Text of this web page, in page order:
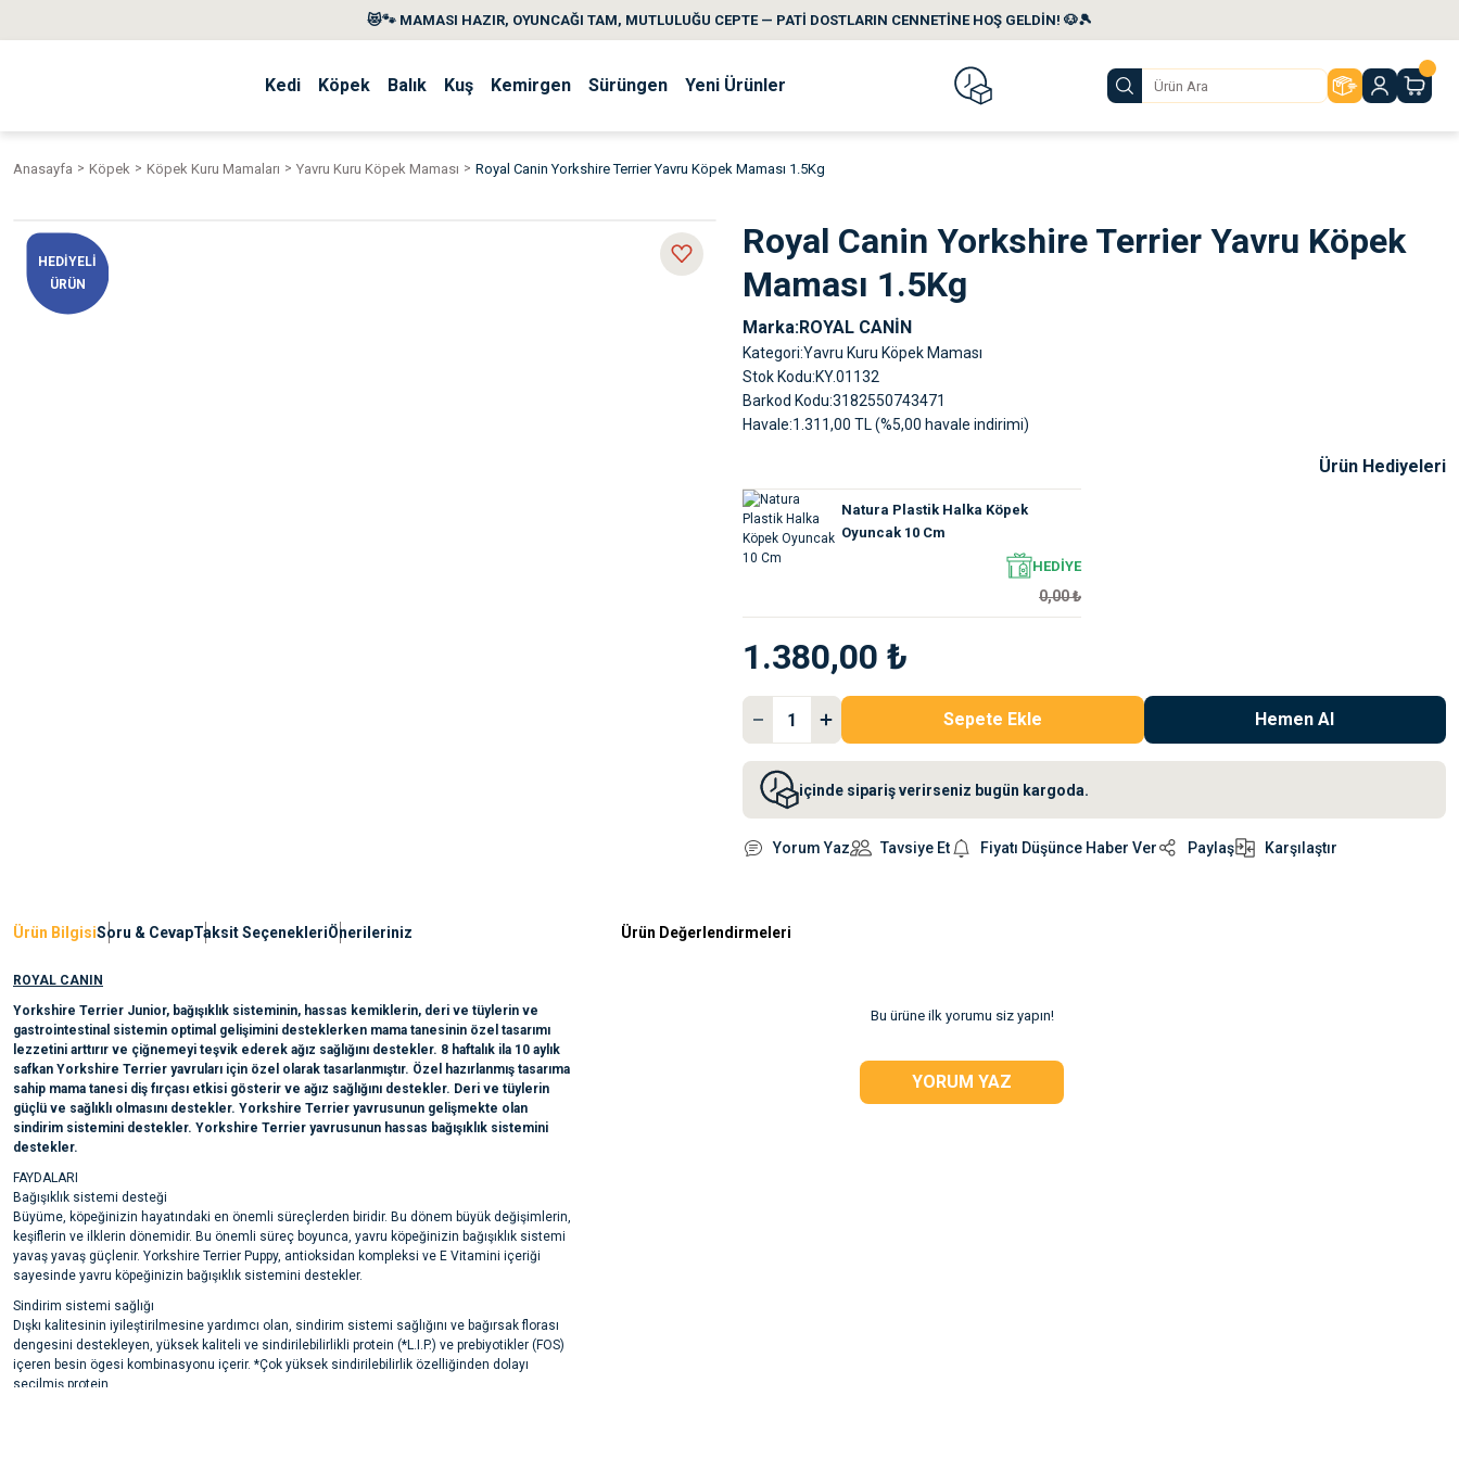
😻🐾 MAMASI HAZIR, OYUNCAĞI TAM, MUTLULUĞU CEPTE — PATİ DOSTLARIN CENNETİNE HOŞ GELDİN! 🐶🎾
Kedi Köpek Balık Kuş Kemirgen Sürüngen Yeni Ürünler
Anasayfa Köpek Köpek Kuru Mamaları Yavru Kuru Köpek Maması Royal Canin Yorkshire Terrier Yavru Köpek Maması 1.5Kg
HEDİYELİ
ÜRÜN
Royal Canin Yorkshire Terrier Yavru Köpek
Maması 1.5Kg
Marka ROYAL CANİN
Kategori Yavru Kuru Köpek Maması
Stok Kodu KY.01132
Barkod Kodu 3182550743471
Havale 1.311,00 TL (%5,00 havale indirimi)
Ürün Hediyeleri
Natura Plastik Halka Köpek
Oyuncak 10 Cm
HEDİYE
0,00 ₺
1.380,00 ₺
Sepete Ekle Hemen Al
içinde sipariş verirseniz bugün kargoda.
Yorum Yaz Tavsiye Et Fiyatı Düşünce Haber Ver Paylaş Karşılaştır
Ürün BilgisiSoru & CevapTaksit SeçenekleriÖnerileriniz
ROYAL CANIN
Yorkshire Terrier Junior, bağışıklık sisteminin, hassas kemiklerin, deri ve tüylerin ve
gastrointestinal sistemin optimal gelişimini desteklerken mama tanesinin özel tasarımı
lezzetini arttırır ve çiğnemeyi teşvik ederek ağız sağlığını destekler. 8 haftalık ila 10 aylık
safkan Yorkshire Terrier yavruları için özel olarak tasarlanmıştır. Özel hazırlanmış tasarıma
sahip mama tanesi diş fırçası etkisi gösterir ve ağız sağlığını destekler. Deri ve tüylerin
güçlü ve sağlıklı olmasını destekler. Yorkshire Terrier yavrusunun gelişmekte olan
sindirim sistemini destekler. Yorkshire Terrier yavrusunun hassas bağışıklık sistemini
destekler.
FAYDALARI
Bağışıklık sistemi desteği
Büyüme, köpeğinizin hayatındaki en önemli süreçlerden biridir. Bu dönem büyük değişimlerin,
keşiflerin ve ilklerin dönemidir. Bu önemli süreç boyunca, yavru köpeğinizin bağışıklık sistemi
yavaş yavaş güçlenir. Yorkshire Terrier Puppy, antioksidan kompleksi ve E Vitamini içeriği
sayesinde yavru köpeğinizin bağışıklık sistemini destekler.
Sindirim sistemi sağlığı
Dışkı kalitesinin iyileştirilmesine yardımcı olan, sindirim sistemi sağlığını ve bağırsak florası
dengesini destekleyen, yüksek kaliteli ve sindirilebilirlikli protein (*L.I.P.) ve prebiyotikler (FOS)
içeren besin ögesi kombinasyonu içerir. *Çok yüksek sindirilebilirlik özelliğinden dolayı
seçilmiş protein.
Ürün Değerlendirmeleri
Bu ürüne ilk yorumu siz yapın!
YORUM YAZ